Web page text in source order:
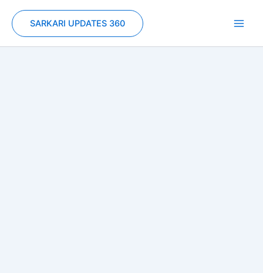
content
SARKARI UPDATES 360